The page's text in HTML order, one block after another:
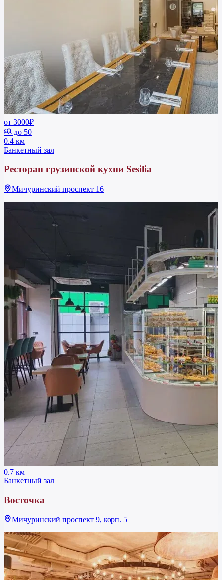
от 3000₽
до 50
0.4 км
Банкетный зал
Ресторан грузинской кухни Sesilia
Мичуринский проспект 16
0.7 км
Банкетный зал
Восточка
Мичуринский проспект 9, корп. 5